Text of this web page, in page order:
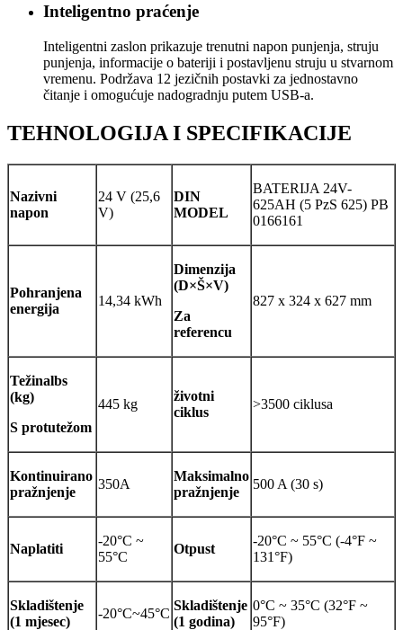
Inteligentno praćenje
Inteligentni zaslon prikazuje trenutni napon punjenja, struju
punjenja, informacije o bateriji i postavljenu struju u stvarnom
vremenu. Podržava 12 jezičnih postavki za jednostavno
čitanje i omogućuje nadogradnju putem USB-a.
TEHNOLOGIJA I SPECIFIKACIJE
Nazivni
napon
24 V (25,6
V)
DIN
MODEL
BATERIJA 24V-
625AH (5 PzS 625) PB
0166161
Pohranjena
energija
14,34 kWh
Dimenzija
(D×Š×V)
Za
referencu
827 x 324 x 627 mm
Težinalbs
(kg)
S protutežom
445 kg
životni
ciklus
>3500 ciklusa
Kontinuirano
pražnjenje
350A
Maksimalno
pražnjenje
500 A (30 s)
Naplatiti
-20°C ~
55°C
Otpust
-20°C ~ 55°C (-4°F ~
131°F)
Skladištenje
(1 mjesec)
-20°C~45°C
Skladištenje
(1 godina)
0°C ~ 35°C (32°F ~
95°F)